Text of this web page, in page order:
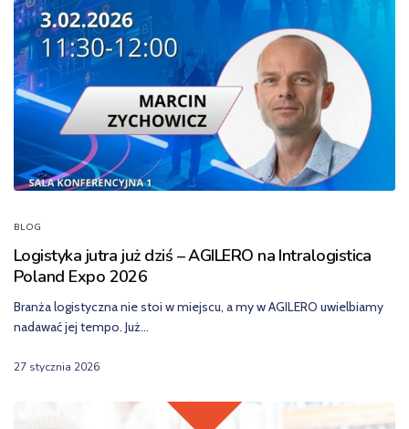
BLOG
Logistyka jutra już dziś – AGILERO na Intralogistica
Poland Expo 2026
Branża logistyczna nie stoi w miejscu, a my w AGILERO uwielbiamy
nadawać jej tempo. Już…
27 stycznia 2026